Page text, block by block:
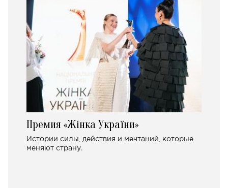
Премия «Жінка України»
Истории силы, действия и мечтаний, которые
меняют страну.